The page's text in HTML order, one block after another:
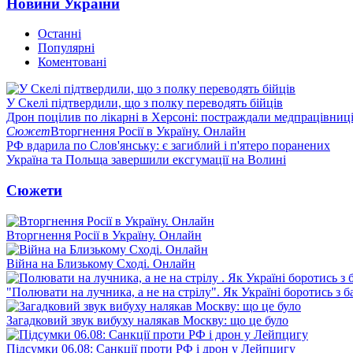
Останні
Популярні
Коментовані
У Скелі підтвердили, що з полку переводять бійців
Дрон поцілив по лікарні в Херсоні: постраждали медпрацівниці
СюжетВторгнення Росії в Україну. Онлайн
РФ вдарила по Слов'янську: є загиблий і п'ятеро поранених
Україна та Польща завершили ексгумації на Волині
Сюжети
Вторгнення Росії в Україну. Онлайн
Війна на Близькому Сході. Онлайн
"Полювати на лучника, а не на стрілу". Як Україні боротись з
Загадковий звук вибуху налякав Москву: що це було
Підсумки 06.08: Санкції проти РФ і дрон у Лейпцигу